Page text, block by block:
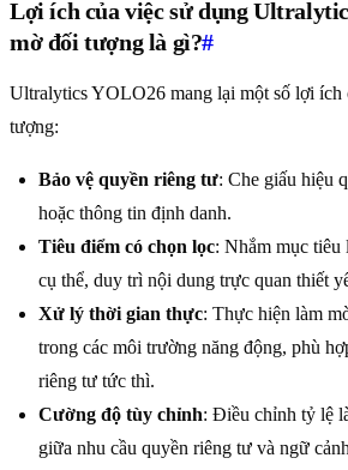
Lợi ích của việc sử dụng
mờ đối tượng là gì?#
Ultralytics YOLO26 mang lại một số lợi ích
tượng:
Bảo vệ quyền riêng tư: Che giấu hiệu
hoặc thông tin định danh.
Tiêu điểm có chọn lọc: Nhắm mục tiêu
cụ thể, duy trì nội dung trực quan thiết
Xử lý thời gian thực: Thực hiện làm
trong các môi trường năng động, phù
riêng tư tức thì.
Cường độ tùy chỉnh: Điều chỉnh tỷ lệ
giữa nhu cầu quyền riêng tư và ngữ